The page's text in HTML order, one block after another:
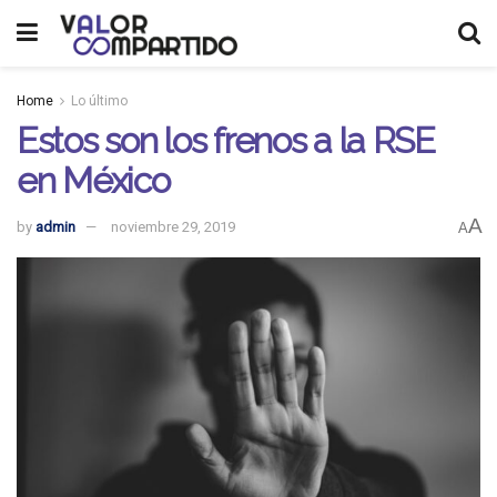
Home Lo último
Estos son los frenos a la RSE
en México
by admin noviembre 29, 2019 AA